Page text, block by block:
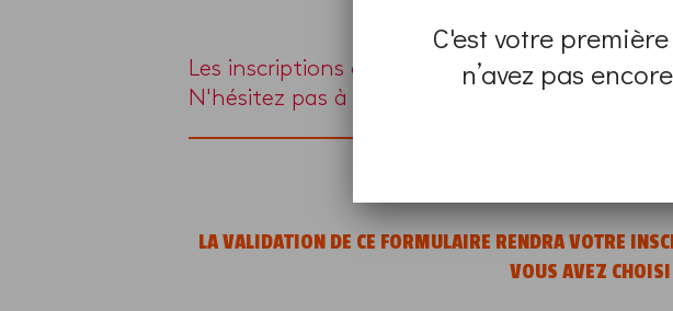
Les inscriptions à ce programme sont closes.
N'hésitez pas à en chercher un autre en
LA VALIDATION DE CE FORMULAIRE RENDRA VOTRE
VOUS AVEZ
C'est votre
n’avez pas